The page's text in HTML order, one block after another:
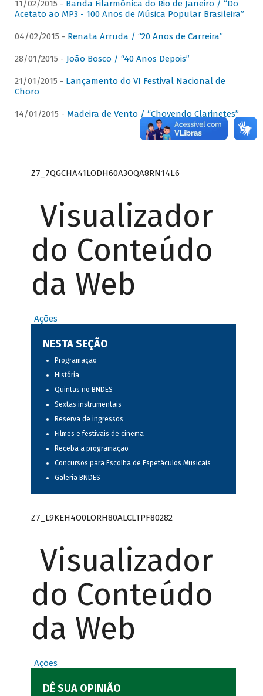
11/02/2015 - Banda Filarmônica do Rio de Janeiro / “Do
Acetato ao MP3 - 100 Anos de Música Popular Brasileira”
04/02/2015 - Renata Arruda / “20 Anos de Carreira”
28/01/2015 - João Bosco / “40 Anos Depois”
21/01/2015 - Lançamento do VI Festival Nacional de
Choro
14/01/2015 - Madeira de Vento / “Chovendo Clarinetes”
Z7_7QGCHA41LODH60A3OQA8RN14L6
Visualizador
do Conteúdo
da Web
Ações
NESTA SEÇÃO
Programação
História
Quintas no BNDES
Sextas instrumentais
Reserva de ingressos
Filmes e festivais de cinema
Receba a programação
Concursos para Escolha de Espetáculos Musicais
Galeria BNDES
Z7_L9KEH4O0LORH80ALCLTPF80282
Visualizador
do Conteúdo
da Web
Ações
DÊ SUA OPINIÃO